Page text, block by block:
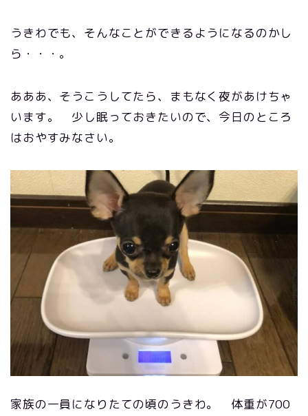
うきわでも、そんなことができるようになるのかし
ら・・・。
あああ、そうこうしてたら、まもなく夜があけちゃ
います。 少し眠っておきたいので、今日のところ
はおやすみなさい。
家族の一員になりたての頃のうきわ。 体重が700